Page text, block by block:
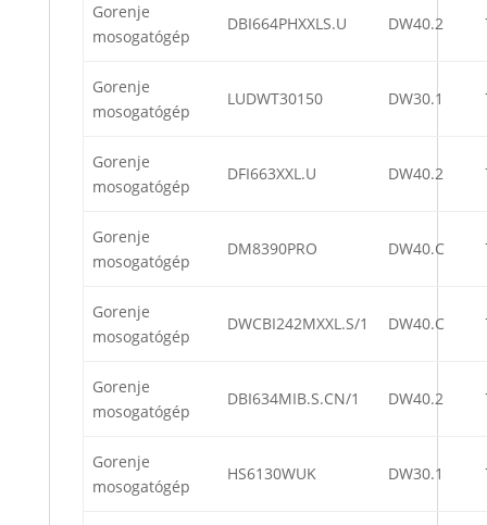
Gorenje
mosogatógép
DBI664PHXXLS.U DW40.2
Gorenje
mosogatógép
LUDWT30150 DW30.1
Gorenje
mosogatógép
DFI663XXL.U DW40.2
Gorenje
mosogatógép
DM8390PRO DW40.C
Gorenje
mosogatógép
DWCBI242MXXL.S/1 DW40.C
Gorenje
mosogatógép
DBI634MIB.S.CN/1 DW40.2
Gorenje
mosogatógép
HS6130WUK DW30.1